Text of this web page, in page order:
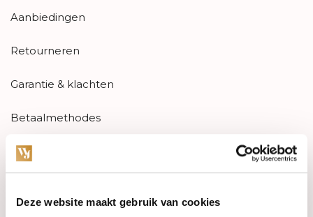
Deze website maakt gebruik van cookies
Aanbiedingen
Retourneren
Garantie & klachten
Betaalmethodes
Sitemap
Categories